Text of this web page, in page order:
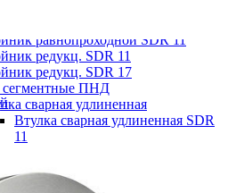
равнопроходной SDR 11
редукц. SDR 11
редукц. SDR 17
ПНД
сварная удлиненная
Втулка сварная удлиненная SDR
11
Втулка сварная удлиненная SDR